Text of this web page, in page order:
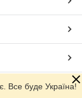
Все буде Україна!